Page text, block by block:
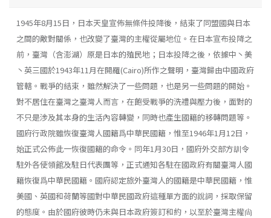
1945年8月15日，日本天皇宣佈無條件投降後，結束了同盟國與日本
之間的敵對關係，也改變了臺灣的主權從屬地位。在日本宣布投降之
前，臺灣（含澎湖）原是日本的殖民地；日本投降之後，依據中丶美
丶英三國於1943年11月在開羅(Cairo)所作之聲明，臺灣歸由中國政府
管轄。戰爭的結束，雖然解決了一些問題，也是另一些問題的開始。
對不居住在臺灣之臺灣人而言，在飽受戰爭的洗禮與壓力後，面對的
不只是涉及其本身的生活內容轉變，同時也產生國籍的移轉問題等。
國府行政院雖恢復臺灣人國籍爲中華民國籍，惟至1946年1月12日，
始正式公佈此一恢復國籍的命令。同年1月30日，國府外交部方訓令
駐外各使領館及駐日代表團等，正式通知各駐在國政府有關臺灣人國
籍恢復爲中華民國籍。國府認定旅外臺灣人的國籍是中華民國籍，惟
美國、英國和荷蘭等國對中華民國政府這種單方面的說詞，採取保留
的態度。由於國府彼時仍未與日本政府簽訂和約，以至於臺灣主權尙